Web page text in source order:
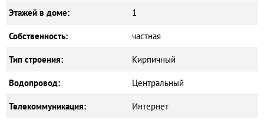
Этажей в доме: 1
Собственность: частная
Тип строения: Кирпичный
Водопровод: Центральный
Телекоммуникация: Интернет